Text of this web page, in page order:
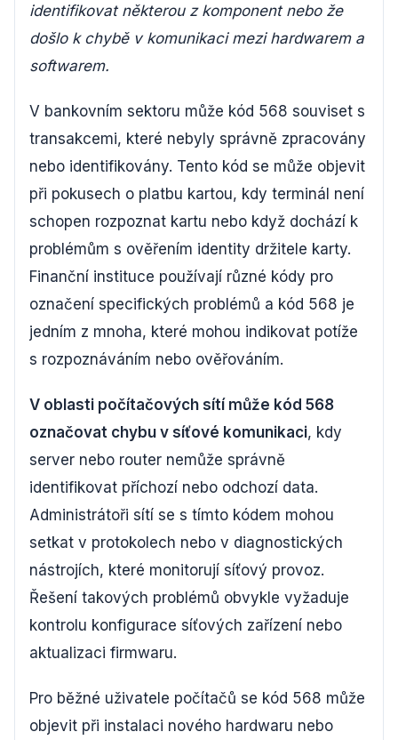
identifikovat některou z komponent nebo že
došlo k chybě v komunikaci mezi hardwarem a
softwarem.
V bankovním sektoru může kód 568 souviset s
transakcemi, které nebyly správně zpracovány
nebo identifikovány. Tento kód se může objevit
při pokusech o platbu kartou, kdy terminál není
schopen rozpoznat kartu nebo když dochází k
problémům s ověřením identity držitele karty.
Finanční instituce používají různé kódy pro
označení specifických problémů a kód 568 je
jedním z mnoha, které mohou indikovat potíže
s rozpoznáváním nebo ověřováním.
V oblasti počítačových sítí může kód 568
označovat chybu v síťové komunikaci, kdy
server nebo router nemůže správně
identifikovat příchozí nebo odchozí data.
Administrátoři sítí se s tímto kódem mohou
setkat v protokolech nebo v diagnostických
nástrojích, které monitorují síťový provoz.
Řešení takových problémů obvykle vyžaduje
kontrolu konfigurace síťových zařízení nebo
aktualizaci firmwaru.
Pro běžné uživatele počítačů se kód 568 může
objevit při instalaci nového hardwaru nebo